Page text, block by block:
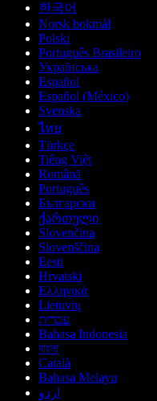
한국어
Norsk bokmål
Polski
Português Brasileiro
Українська
Español
Español (México)
Svenska
ไทย
Türkçe
Tiếng Việt
Română
Português
Български
ქართული
Slovenčina
Slovenščina
Eesti
Hrvatski
Ελληνικά
Lietuvių
עברית
Bahasa Indonesia
বাংলা
Català
Bahasa Melayu
اردو